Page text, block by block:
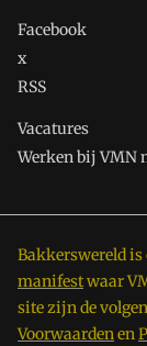
Facebook
x
RSS
Vacatures
Werken bij VMN
Bakkerswereld is
manifestwaar
site zijn de
Voorwaardenen